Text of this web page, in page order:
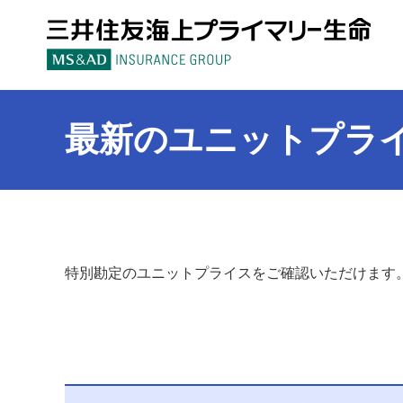
最新のユニットプラ
特別勘定のユニットプライスをご確認いただけます。